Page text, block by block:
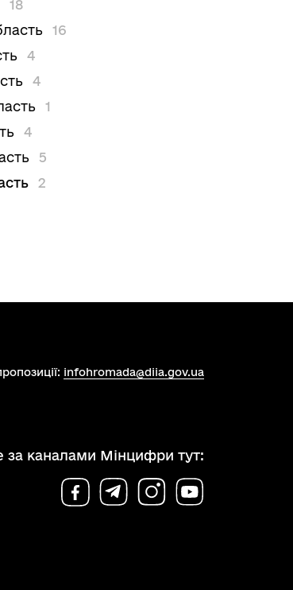
18
16
4
4
1
4
5
2
infohromada@diia.gov.ua
за каналами Мінцифри тут: